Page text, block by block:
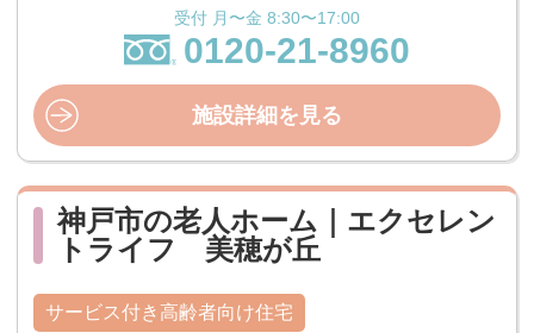
受付 月〜金 8:30〜17:00
0120-21-8960
施設詳細を見る
神戸市の老人ホーム｜エクセレン
トライフ 美穂が丘
サービス付き高齢者向け住宅